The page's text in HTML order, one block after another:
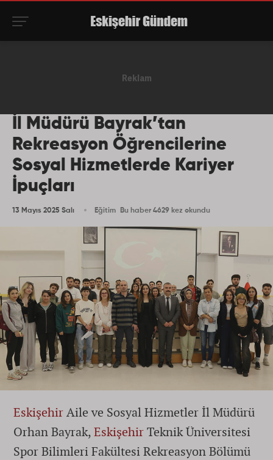
İl Müdürü Bayrak’tan
Rekreasyon Öğrencilerine
Sosyal Hizmetlerde Kariyer
İpuçları
13 Mayıs 2025 Salı Eğitim Bu haber 4629 kez okundu
EskişehirAile ve Sosyal Hizmetler İl Müdürü
Orhan Bayrak,EskişehirTeknik Üniversitesi
Spor Bilimleri Fakültesi Rekreasyon Bölümü